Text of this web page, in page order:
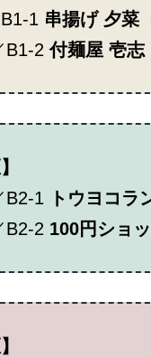
1 串揚げ 夕菜
B1-2付麺屋 壱志
B2-1
トウヨコラ
B2-2 100円ショ